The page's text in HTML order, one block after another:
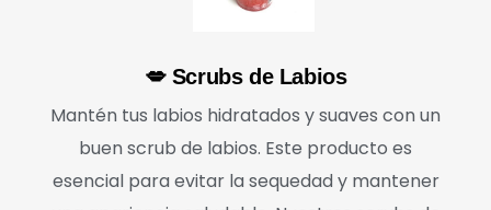
💋 Scrubs de Labios
Mantén tus labios hidratados y suaves con un
buen scrub de labios. Este producto es
esencial para evitar la sequedad y mantener